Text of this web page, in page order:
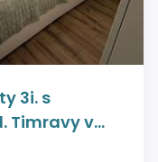
3i. s
Timravy v